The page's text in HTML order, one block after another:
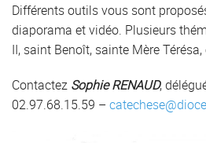
Différents outils vous sont
diaporama et vidéo. Plusieurs
II, saint Benoît, sainte Mère Térésa,
Contactez Sophie RENAUD,
02.97.68.15.59 –